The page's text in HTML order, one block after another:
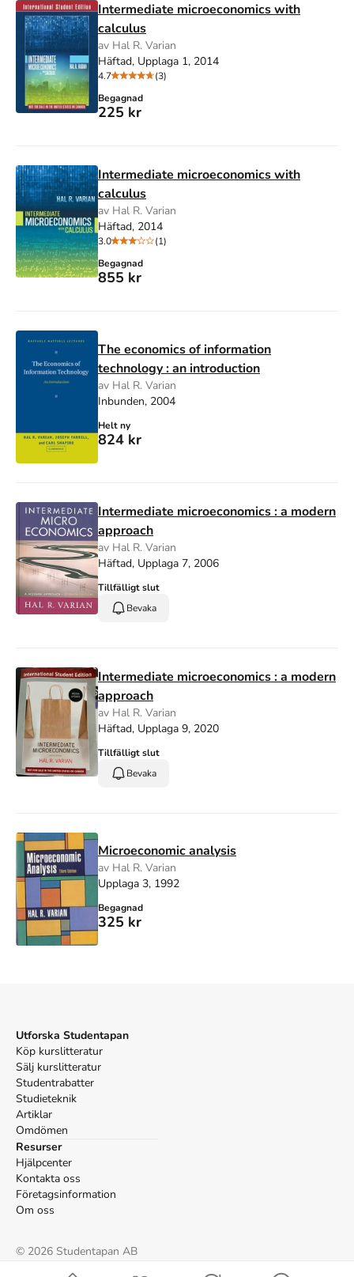
Intermediate microeconomics with
calculus
av Hal R. Varian
Häftad, Upplaga 1, 2014
4.7
(3)
Begagnad
225 kr
Intermediate microeconomics with
calculus
av Hal R. Varian
Häftad, 2014
3.0
(1)
Begagnad
855 kr
The economics of information
technology : an introduction
av Hal R. Varian
Inbunden, 2004
Helt ny
824 kr
Intermediate microeconomics : a modern
approach
av Hal R. Varian
Häftad, Upplaga 7, 2006
Tillfälligt slut
Bevaka
Intermediate microeconomics : a modern
approach
av Hal R. Varian
Häftad, Upplaga 9, 2020
Tillfälligt slut
Bevaka
Microeconomic analysis
av Hal R. Varian
Upplaga 3, 1992
Begagnad
325 kr
Utforska Studentapan
Köp kurslitteratur
Sälj kurslitteratur
Studentrabatter
Studieteknik
Artiklar
Omdömen
Resurser
Hjälpcenter
Kontakta oss
Företagsinformation
Om oss
© 2026 Studentapan AB